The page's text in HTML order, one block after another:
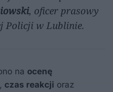
, oficer prasowy
Policji w Lublinie.
na ocenę
czas reakcji oraz